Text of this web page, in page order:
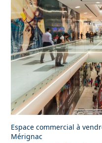
Espace commercial à
Mérignac